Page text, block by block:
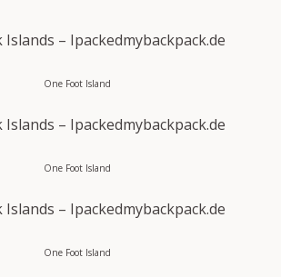
One Foot Island
One Foot Island
One Foot Island